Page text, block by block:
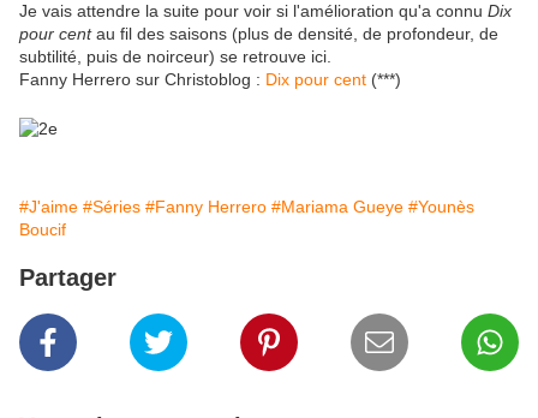
Je vais attendre la suite pour voir si l'amélioration qu'a connu Dix
pour centau fil des saisons (plus de densité, de profondeur, de
subtilité, puis de noirceur) se retrouve ici.
Fanny Herrero sur Christoblog : Dix pour cent (***)
#J'aime #Séries #Fanny Herrero #Mariama Gueye #Younès
Boucif
Partager